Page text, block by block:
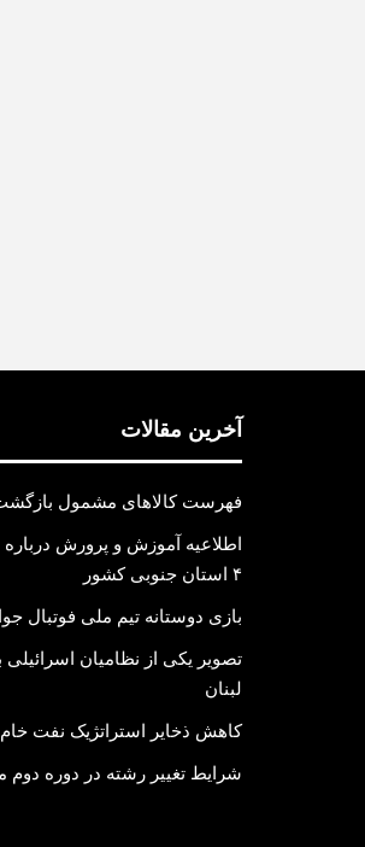
آخرین مقالات
فهرست کالاهای مشمول بازگشت
اطلاعیه آموزش و پرورش درباره
۴ استان جنوبی کشور
بازی دوستانه تیم ملی فوتبال
تصویر یکی از نظامیان
لبنان
کاهش ذخایر استراتژیک نفت خام
شرایط تغییر رشته در دوره دوم